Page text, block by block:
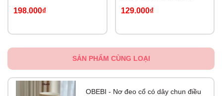
198.000₫ 129.000₫
SẢN PHẨM CÙNG LOẠI
OBEBI - Nơ đeo cổ có dây chun điều